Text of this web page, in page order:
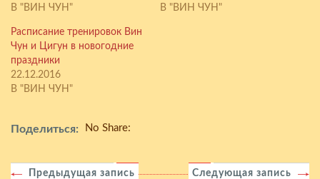
В "ВИН ЧУН"
В "ВИН ЧУН"
Расписание тренировок Вин
Чун и Цигун в новогодние
праздники
22.12.2016
В "ВИН ЧУН"
Поделиться: No Share:
Следующая запись
Предыдущая запись